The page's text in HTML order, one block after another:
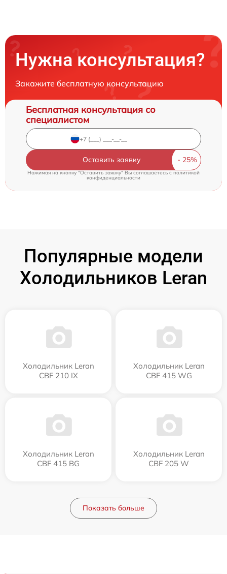
Нужна консультация?
Закажите бесплатную консультацию
Бесплатная консультация со
специалистом
Оставить заявку
Нажимая на кнопку "Оставить заявку" Вы соглашаетесь c политикой
конфиденциальности
Популярные модели
Холодильников Leran
Холодильник Leran
CBF 210 IX
Холодильник Leran
CBF 415 WG
Холодильник Leran
CBF 415 BG
Холодильник Leran
CBF 205 W
Показать больше